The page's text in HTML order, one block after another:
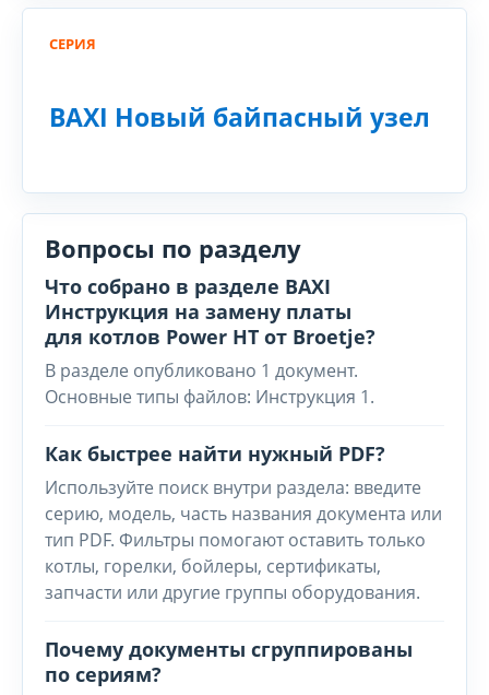
СЕРИЯ
BAXI Новый байпасный узел
Вопросы по разделу
Что собрано в разделе BAXI
Инструкция на замену платы
для котлов Power HT от Broetje?
В разделе опубликовано 1 документ.
Основные типы файлов: Инструкция 1.
Как быстрее найти нужный PDF?
Используйте поиск внутри раздела: введите
серию, модель, часть названия документа или
тип PDF. Фильтры помогают оставить только
котлы, горелки, бойлеры, сертификаты,
запчасти или другие группы оборудования.
Почему документы сгруппированы
по сериям?